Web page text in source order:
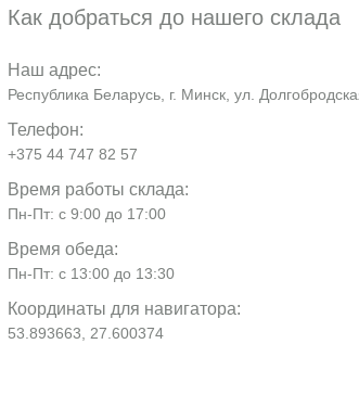
Как добраться до нашего склада
Наш адрес:
Республика Беларусь, г. Минск, ул.
Телефон:
+375 44 747 82 57
Время работы склада:
Пн-Пт: с 9:00 до 17:00
Время обеда:
Пн-Пт: с 13:00 до 13:30
Координаты для навигатора:
53.893663, 27.600374